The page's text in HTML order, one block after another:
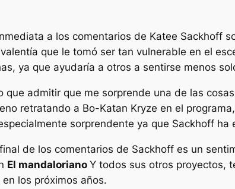
a los comentarios de Katee Sackhoff
que le tomó ser tan vulnerable en el
ya que ayudaría a otros a sentirse menos
que admitir que me sorprende una de las
retratando a Bo-Katan Kryze en el
sorprendente ya que Sackhoff
de los comentarios de Sackhoff es un
El mandaloriano Y todos sus otros proyectos,
los próximos años.